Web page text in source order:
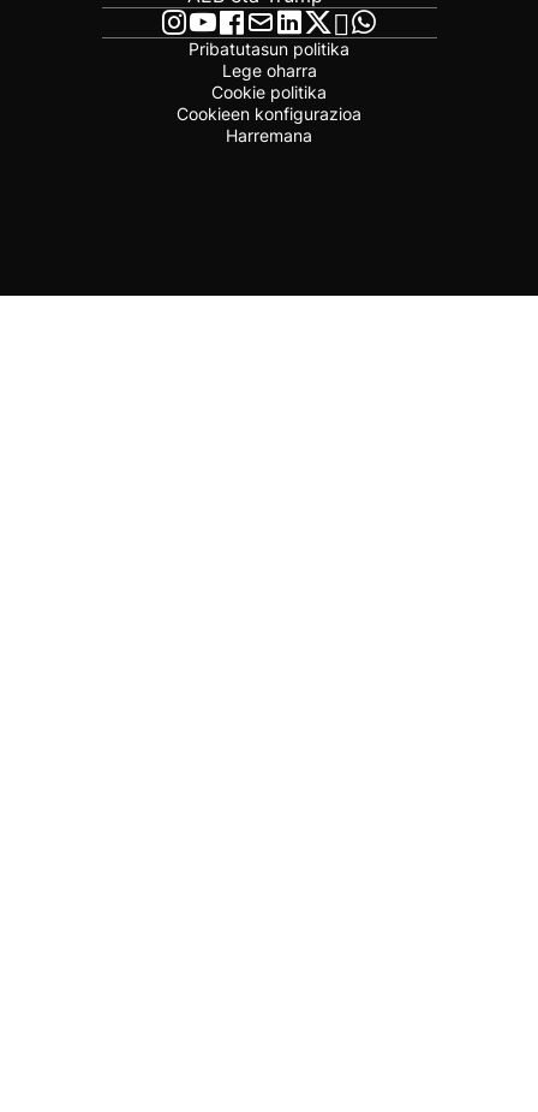
Pribatutasun politika
Lege oharra
Cookie politika
Cookieen konfigurazioa
Harremana